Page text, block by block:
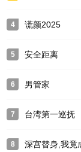
与悲痛，
意识、贤妻良母性
不甘于书中的悲
初恋。他身旁站着
4 谎颜2025
5 安全距离
6 男管家
7 台湾第一巡抚
8 深宫替身,我竟